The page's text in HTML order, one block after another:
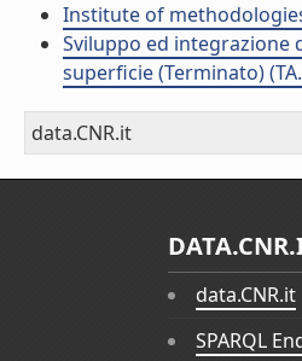
Institute of
Sviluppo ed integrazione
superficie (Terminato)
data.CNR.it
data.CNR.it
SPARQL